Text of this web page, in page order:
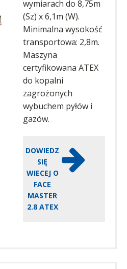
wymiarach do 8,75m
(Sz) x 6,1m (W).
Minimalna wysokość
transportowa: 2,8m.
Maszyna
certyfikowana ATEX
do kopalni
zagrożonych
wybuchem pyłów i
gazów.
DOWIEDZ
SIĘ
WIECEJ O
FACE
MASTER
2.8 ATEX